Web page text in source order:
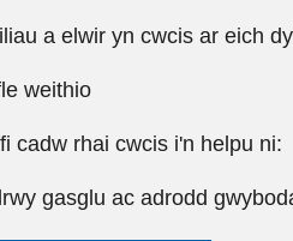
a elwir yn cwcis ar eich
weithio
cadw rhai cwcis i'n helpu ni:
gasglu ac adrodd